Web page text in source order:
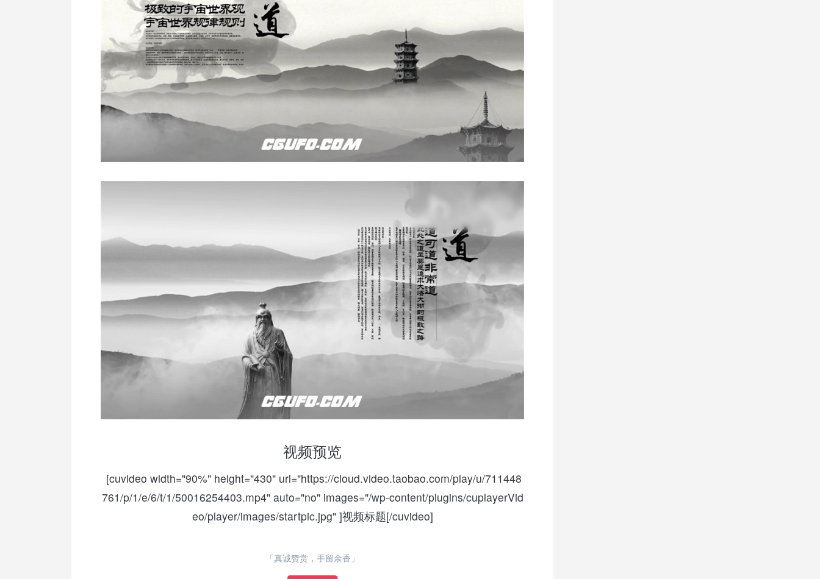
视频预览
[cuvideo width="90%" height="430" url="https://cloud.video.taobao.com/play/u/711448
761/p/1/e/6/t/1/50016254403.mp4" auto="no" images="/wp-content/plugins/cuplayerVid
eo/player/images/startpic.jpg" ]视频标题[/cuvideo]
「真诚赞赏，手留余香」